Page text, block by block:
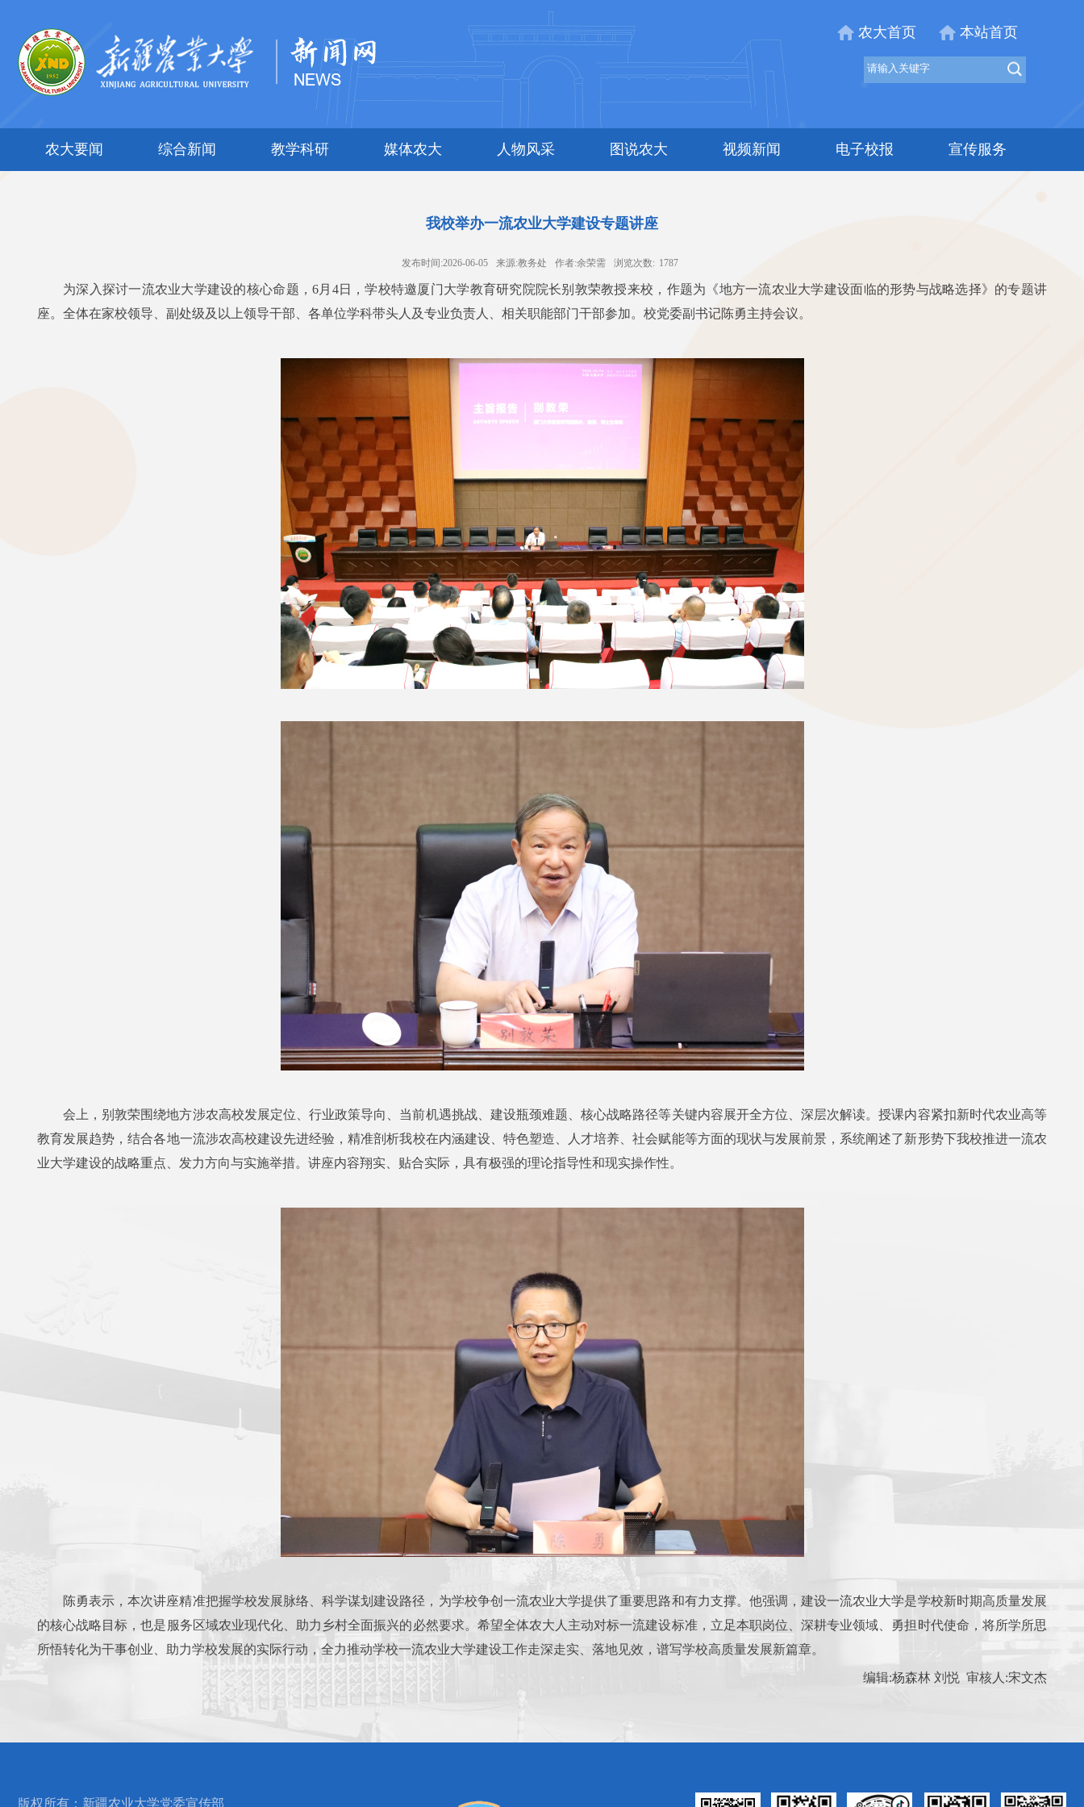
农大首页 本站首页
农大要闻 综合新闻 教学科研 媒体农大 人物风采 图说农大 视频新闻 电子校报 宣传服务
我校举办一流农业大学建设专题讲座
发布时间:2026-06-05 来源:教务处 作者:余荣需 浏览次数: 1787
为深入探讨一流农业大学建设的核心命题，6月4日，学校特邀厦门大学教育研究院院长别敦荣教授来校，作题为《地方一流农业大学建设面临的形势与战略选择》的专题讲
座。 全体在家校领导、副处级及以上领导干部、各单位学科带头人及专业负责人、相关职能部门干部参加。校党委副书记陈勇主持会议。
会上，别敦荣围绕地方涉农高校发展定位、行业政策导向、当前机遇挑战、建设瓶颈难题、核心战略路径等关键内容展开全方位、深层次解读。授课内容紧扣新时代农业高等
教育发展趋势，结合各地一流涉农高校建设先进经验，精准剖析我校在内涵建设、特色塑造、人才培养、社会赋能等方面的现状与发展前景，系统阐述了新形势下我校推进一流农
业大学建设的战略重点、发力方向与实施举措。讲座内容翔实、贴合实际，具有极强的理论指导性和现实操作性。
陈勇表示，本次讲座精准把握学校发展脉络、科学谋划建设路径，为学校争创一流农业大学提供了重要思路和有力支撑。他强调，建设一流农业大学是学校新时期高质量发展
的核心战略目标，也是服务区域农业现代化、助力乡村全面振兴的必然要求。希望全体农大人主动对标一流建设标准，立足本职岗位、深耕专业领域、勇担时代使命，将所学所思
所悟转化为干事创业、助力学校发展的实际行动，全力推动学校一流农业大学建设工作走深走实、落地见效，谱写学校高质量发展新篇章。
编辑:杨森林 刘悦 审核人:宋文杰
版权所有： 新疆农业大学党委宣传部